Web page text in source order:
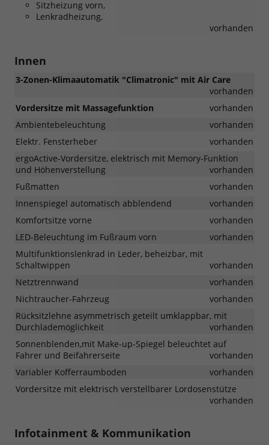
Sitzheizung vorn,
Lenkradheizung,
vorhanden
Innen
3-Zonen-Klimaautomatik "Climatronic" mit Air Care
vorhanden
Vordersitze mit Massagefunktion
vorhanden
Ambientebeleuchtung
vorhanden
Elektr. Fensterheber
vorhanden
ergoActive-Vordersitze, elektrisch mit Memory-Funktion
und Höhenverstellung
vorhanden
Fußmatten
vorhanden
Innenspiegel automatisch abblendend
vorhanden
Komfortsitze vorne
vorhanden
LED-Beleuchtung im Fußraum vorn
vorhanden
Multifunktionslenkrad in Leder, beheizbar, mit
Schaltwippen
vorhanden
Netztrennwand
vorhanden
Nichtraucher-Fahrzeug
vorhanden
Rücksitzlehne asymmetrisch geteilt umklappbar, mit
Durchlademöglichkeit
vorhanden
Sonnenblenden,mit Make-up-Spiegel beleuchtet auf
Fahrer und Beifahrerseite
vorhanden
Variabler Kofferraumboden
vorhanden
Vordersitze mit elektrisch verstellbarer Lordosenstütze
vorhanden
Infotainment & Kommunikation